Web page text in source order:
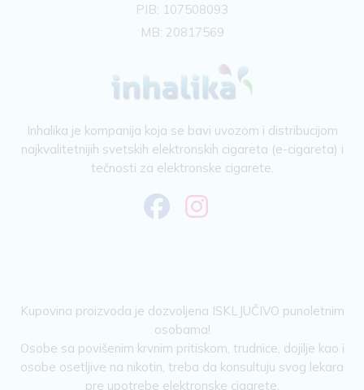
PIB: 107508093
MB: 20817569
Inhalika je kompanija koja se bavi uvozom i distribucijom
najkvalitetnijih svetskih elektronskih cigareta (e-cigareta) i
tečnosti za elektronske cigarete.
Kupovina proizvoda je dozvoljena ISKLJUČIVO punoletnim
osobama!
Osobe sa povišenim krvnim pritiskom, trudnice, dojilje kao i
osobe osetljive na nikotin, treba da konsultuju svog lekara
pre upotrebe elektronske cigarete.